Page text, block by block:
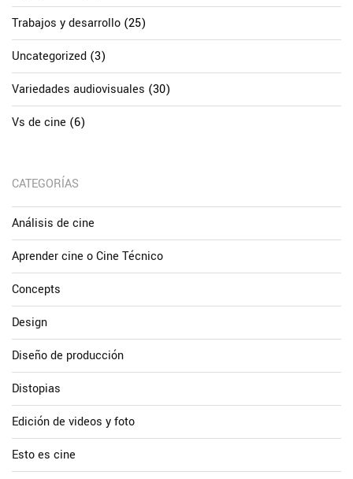
Trabajos y desarrollo (25)
Uncategorized (3)
Variedades audiovisuales (30)
Vs de cine (6)
CATEGORÍAS
Análisis de cine
Aprender cine o Cine Técnico
Concepts
Design
Diseño de producción
Distopias
Edición de videos y foto
Esto es cine